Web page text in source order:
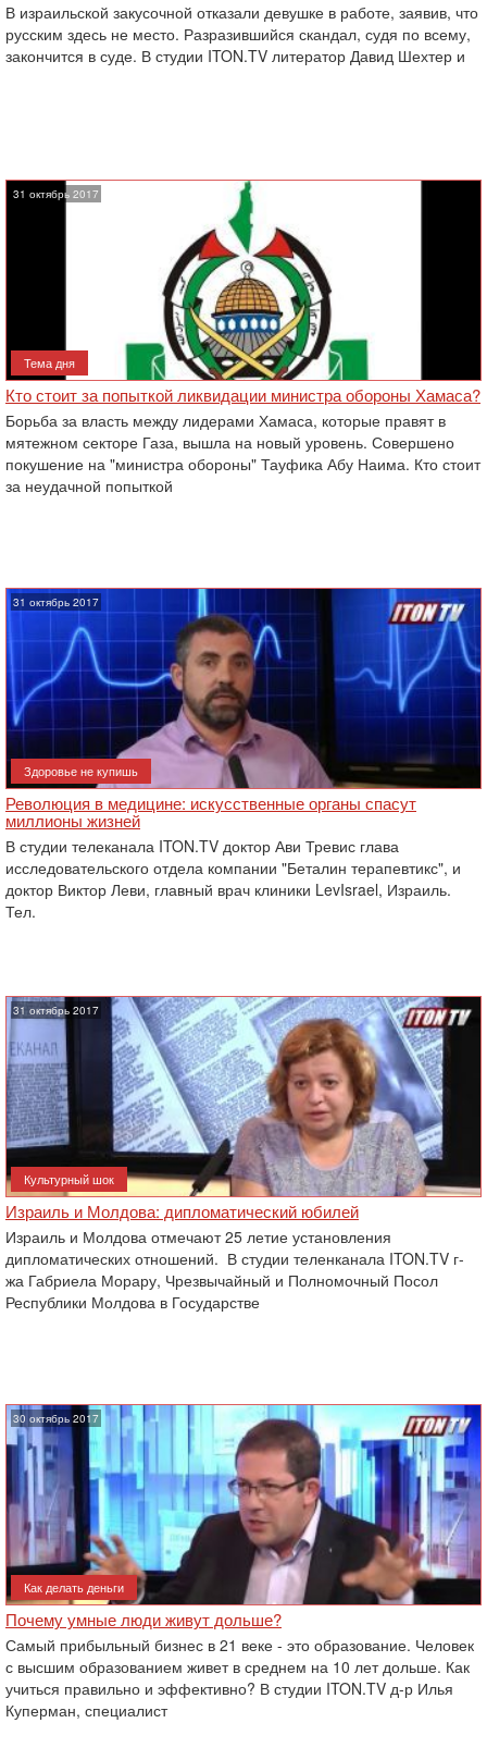
В израильской закусочной отказали девушке в работе, заявив, что
русским здесь не место. ‎Разразившийся скандал, судя по всему,
закончится в суде. В студии ITON.TV литератор Давид Шехтер ‎и
31 октябрь 2017
Тема дня
Кто стоит за попыткой ликвидации министра обороны Хамаса?
Борьба за власть между лидерами Хамаса, которые правят в
мятежном секторе Газа, вышла на новый уровень. Совершено
покушение на "министра обороны" Тауфика Абу Наима. Кто стоит
за неудачной попыткой
31 октябрь 2017
Здоровье не купишь
Революция в медицине: искусственные органы спасут
миллионы жизней
В студии телеканала ITON.TV доктор Ави Тревис глава
исследовательского отдела компании "Беталин терапевтикс", и
доктор Виктор Леви, главный врач клиники LevIsrael, Израиль.
Тел.
31 октябрь 2017
Культурный шок
Израиль и Молдова: дипломатический юбилей
Израиль и Молдова отмечают 25 летие установления
дипломатических отношений. В студии теленканала ITON.TV г-
жа Габриела Морару, Чрезвычайный и Полномочный Посол
Республики Молдова в Государстве
30 октябрь 2017
Как делать деньги
Почему умные люди живут дольше?
Самый прибыльный бизнес в 21 веке - это образование. Человек
с высшим образованием живет в среднем на 10 лет дольше. Как
учиться правильно и эффективно? В студии ITON.TV д-р Илья
Куперман, специалист